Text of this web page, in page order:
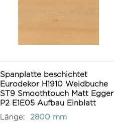
Spanplatte beschichtet
Eurodekor H1910 Weidbuche
ST9 Smoothtouch Matt Egger
P2 E1E05 Aufbau Einblatt
Länge:
2800 mm